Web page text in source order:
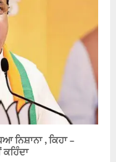
ਨਿਸ਼ਾਨਾ , ਕਿਹਾ –